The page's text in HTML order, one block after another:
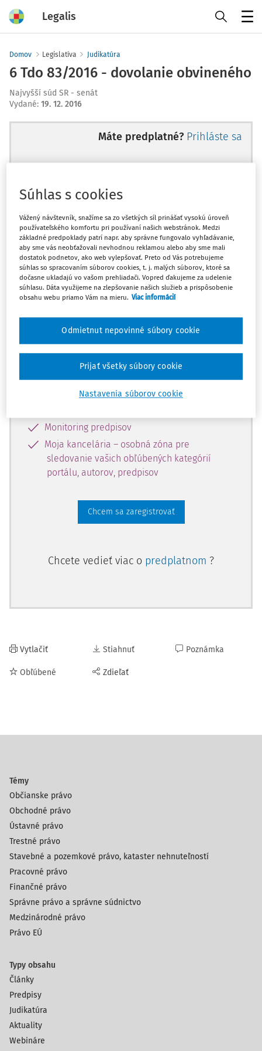
Legalis
Domov Legislatíva Judikatúra
6 Tdo 83/2016 - dovolanie obvineného
Najvyšší súd SR - senát
Vydané: 19. 12. 2016
Máte predplatné? Prihláste sa
Ups, zatiaľ ste si prečítali len
začiatok...
Celý odborný obsah z tejto oblasti je
dostupný predplatiteľom portálu.
obsahu a získajte prístup na 10 dní
zdarma, stačí sa len zaregistrovať.
Vďaka registrácii získate prístup aj k
vybranému obsahu:
Monitoring predpisov
Moja kancelária – osobná zóna pre
sledovanie vašich obľúbených kategórií
portálu, autorov, predpisov
Chcem sa zaregistrovať
Chcete vedieť viac o predplatnom ?
Vytlačiť
Obľúbené
Stiahnuť
Zdieľať
Poznámka
Témy
Občianske právo
Obchodné právo
Ústavné právo
Trestné právo
Stavebné a pozemkové právo, kataster nehnuteľností
Pracovné právo
Finančné právo
Správne právo a správne súdnictvo
Medzinárodné právo
Právo EÚ
Typy obsahu
Články
Predpisy
Judikatúra
Aktuality
Webináre
Súhlas s cookies
Vážený návštevník, snažíme sa zo všetkých síl prinášať vysokú úroveň
používateľského komfortu pri používaní našich webstránok. Medzi
základné predpoklady patrí napr. aby správne fungovalo vyhľadávanie,
aby sme vás neobťažovali nevhodnou reklamou alebo aby sme mali
dostatok podnetov, ako web vylepšovať. Preto od Vás potrebujeme
súhlas so spracovaním súborov cookies, t. j. malých súborov, ktoré sa
dočasne ukladajú vo vašom prehliadači. Vopred ďakujeme za udelenie
súhlasu. Dáta využijeme na zlepšovanie našich služieb a prispôsobenie
obsahu webu priamo Vám na mieru. Viac informácií
Nastavenia súborov cookie
Odmietnut nepovinné súbory cookie
Prijať všetky súbory cookie